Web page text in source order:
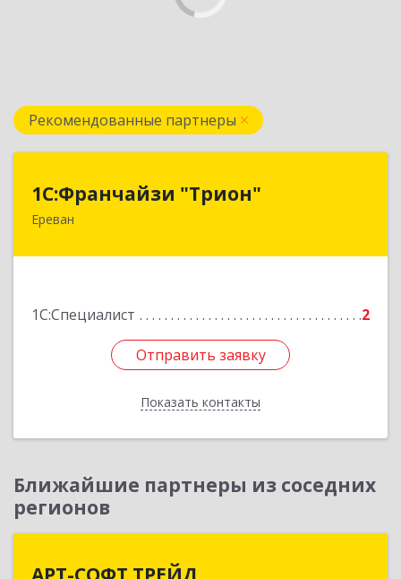
Рекомендованные партнеры
1С:Франчайзи "Трион"
Ереван
1С:Специалист 2
Отправить заявку
Показать контакты
1С:Франчайзи "Трион"
Армения, Ереван, ул. Наири Заряна 73/1, 2 этаж
Отправить заявку
Назад
Ближайшие партнеры из соседних
регионов